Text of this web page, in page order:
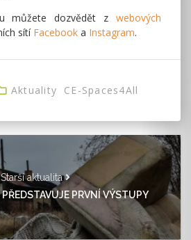
můžete dozvědět z webových
sítí Facebook a Instagram.
Aktuality CE-Spaces4All
Starší aktualita
PRVNÍ VÝSTUPY